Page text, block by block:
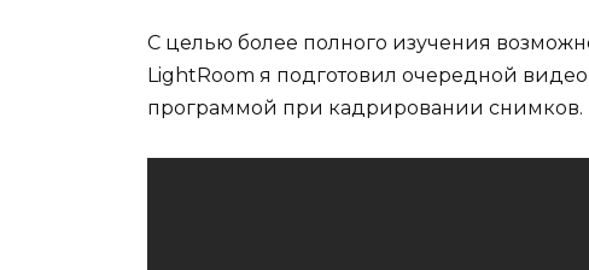
С целью более полного изучения
LightRoom я подготовил очередной видео
программой при кадрировании снимков.